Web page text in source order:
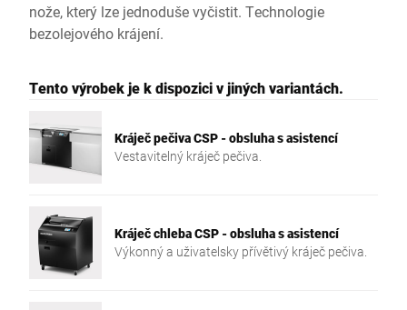
nože, který lze jednoduše vyčistit. Technologie
bezolejového krájení.
Tento výrobek je k dispozici v jiných variantách.
Kráječ pečiva CSP - obsluha s asistencí
Vestavitelný kráječ pečiva.
Kráječ chleba CSP - obsluha s asistencí
Výkonný a uživatelsky přívětivý kráječ pečiva.